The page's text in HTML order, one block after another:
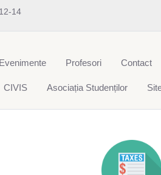
14
Evenimente Profesori Contact
CIVIS Asociația Studenților